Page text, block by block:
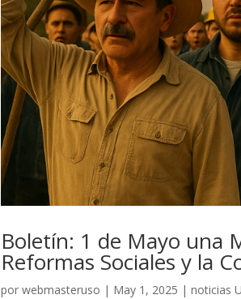
Boletín: 1 de Mayo una
Reformas Sociales y la
porwebmasteruso | May 1, 2025 |noticias